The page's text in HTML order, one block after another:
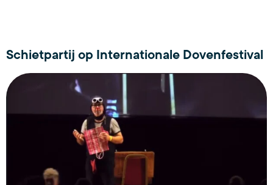
Schietpartij op Internationale Dovenfestival